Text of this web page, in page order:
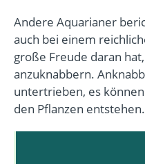
Andere Aquarianer
auch bei einem
große Freude daran
anzuknabbern.
untertrieben, es
den Pflanzen entstehen.